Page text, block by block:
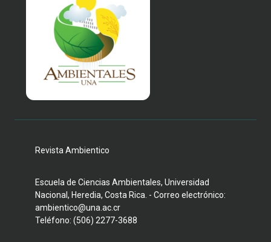
Revista Ambientico
Escuela de Ciencias Ambientales, Universidad
Nacional, Heredia, Costa Rica. - Correo electrónico:
ambientico@una.ac.cr
Teléfono: (506) 2277-3688